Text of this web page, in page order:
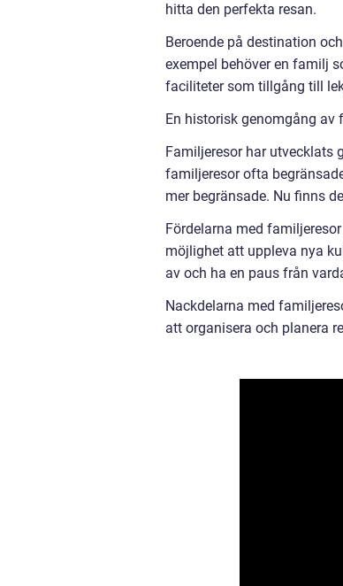
hitta den perfekta resan.
Beroende på destination
exempel behöver en familj
faciliteter som tillgång till
En historisk genomgång
Familjeresor har utvecklats
familjeresor ofta
mer begränsade. Nu finns
Fördelarna med
möjlighet att uppleva nya
av och ha en paus från
Nackdelarna med
att organisera och planera